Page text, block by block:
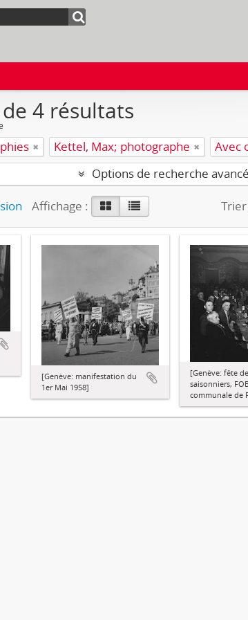
4 résultats
Kettel, Max; photographe
Avec
Options de recherche
Affichage :
[Genève: manifestation du
1er Mai 1958]
[Genève: fête
saisonniers,
communale de